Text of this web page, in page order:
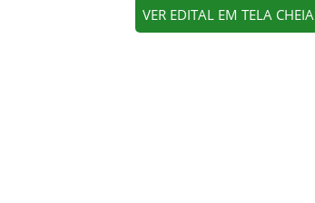
VER EDITAL EM TELA CHEIA